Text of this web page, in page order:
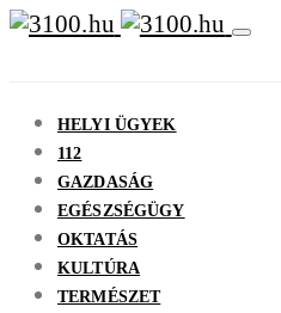
HELYI ÜGYEK
112
GAZDASÁG
EGÉSZSÉGÜGY
OKTATÁS
KULTÚRA
TERMÉSZET